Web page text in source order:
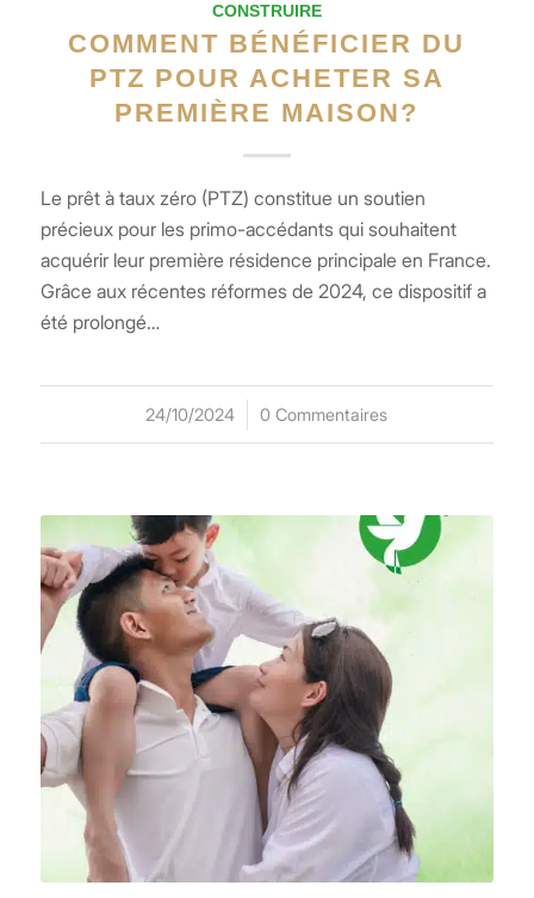
CONSTRUIRE
COMMENT BÉNÉFICIER DU
PTZ POUR ACHETER SA
PREMIÈRE MAISON?
Le prêt à taux zéro (PTZ) constitue un soutien
précieux pour les primo-accédants qui souhaitent
acquérir leur première résidence principale en France.
Grâce aux récentes réformes de 2024, ce dispositif a
été prolongé…
24/10/2024
/ 0 Commentaires